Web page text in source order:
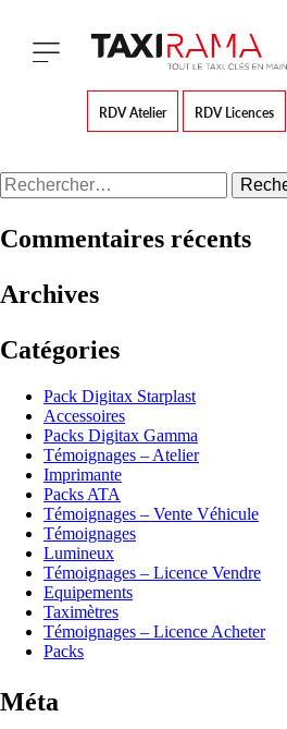
RDV Atelier RDV Licences
Rechercher :
Commentaires récents
Archives
Catégories
Pack Digitax Starplast
Accessoires
Packs Digitax Gamma
Témoignages – Atelier
Imprimante
Packs ATA
Témoignages – Vente Véhicule
Témoignages
Lumineux
Témoignages – Licence Vendre
Equipements
Taximètres
Témoignages – Licence Acheter
Packs
Méta